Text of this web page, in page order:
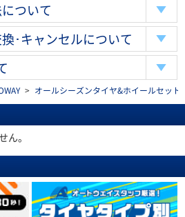
ついて
･キャンセルについて
> オールシーズンタイヤ&ホイールセッ
ん。